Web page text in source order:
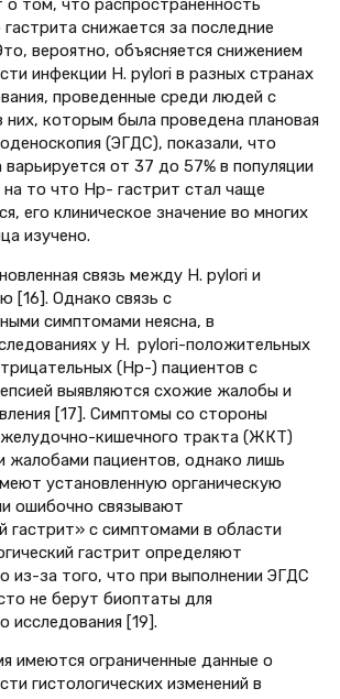
о том, что распространенность
гастрита снижается за последние
вероятно, объясняется снижением
инфекции H. pylori в разных странах
проведенные среди людей с
которым была проведена плановая
(ЭГДС), показали, что
варьируется от 37 до 57% в популяции
на то что Нр- гастрит стал чаще
его клиническое значение во многих
изучено.
связь между H. pylori и
[16]. Однако связь с
симптомами неясна, в
у H. pylori-положительных
(Нр-) пациентов с
выявляются схожие жалобы и
[17]. Симптомы со стороны
кишечного тракта (ЖКТ)
жалобами пациентов, однако лишь
установленную органическую
ошибочно связывают
гастрит» с симптомами в области
гастрит определяют
из-за того, что при выполнении ЭГДС
не берут биоптаты для
исследования [19].
имеются ограниченные данные о
гистологических изменений в